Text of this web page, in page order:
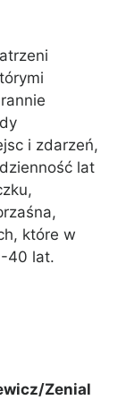
i zdarzeń,
lat
które w
40 lat.
Zenial